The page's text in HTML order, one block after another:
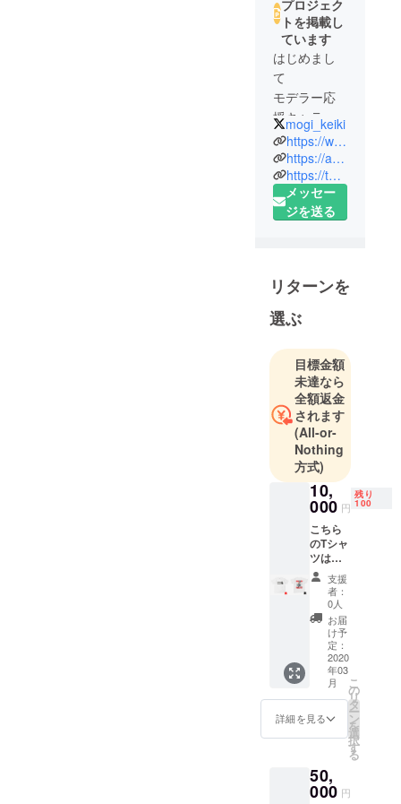
プロジェク
トを掲載し
ています
はじめまし
て
モデラー応
援キャラク
ターを運営
している
mokekoと申
します。
したが、本
年で働いて
いた職場が
にあたっ
て、本格的
に活動を営
利としてや
りたいと思
いみなさん
のご支援を
頂きたく登
録しまし
よろしくお
願い致しま
mogi_keiki
https://wwwmokeko.wixsite.com/mokeko
https://ameblo.jp/jam-project-motto-motto/
https://twitter.com/mogi_keiki
メッセー
ジを送る
リターンを
選ぶ
目標金額
未達なら
全額返金
されます
(All-or-
Nothing
方式)
10,
000 円
残り
100
こちら
のTシャ
ツは一
般販売
をして
おりま
せん。
支援者
の方の
みのリ
ターン
限定のT
シャツ
になり
ます。
支援
者：
0人
お届
け予
定：
2020
年03
月
詳細を見る
こ
の
リ
タ
ー
ン
を
選
択
す
る
50,
000 円